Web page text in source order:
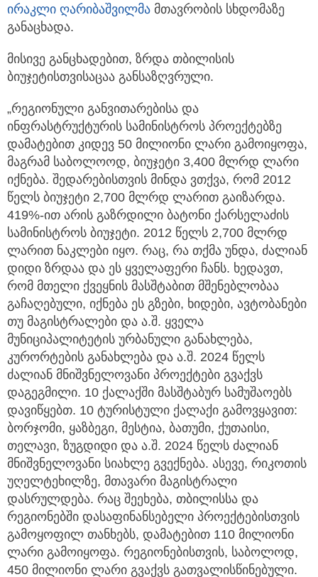
ირაკლი ღარიბაშვილმა მთავრობის სხდომაზე
განაცხადა.
მისივე განცხადებით, ზრდა თბილისის
ბიუჯეტისთვისაცაა განსაზღვრული.
„რეგიონული განვითარებისა და
ინფრასტრუქტურის სამინისტროს პროექტებზე
დამატებით კიდევ 50 მილიონი ლარი გამოიყოფა,
მაგრამ საბოლოოდ, ბიუჯეტი 3,400 მლრდ ლარი
იქნება. შედარებისთვის მინდა ვთქვა, რომ 2012
წელს ბიუჯეტი 2,700 მლრდ ლარით გაიზარდა.
419%-ით არის გაზრდილი ბატონი ქარსელაძის
სამინისტროს ბიუჯეტი. 2012 წელს 2,700 მლრდ
ლარით ნაკლები იყო. რაც, რა თქმა უნდა, ძალიან
დიდი ზრდაა და ეს ყველაფერი ჩანს. ხედავთ,
რომ მთელი ქვეყნის მასშტაბით მშენებლობაა
გაჩაღებული, იქნება ეს გზები, ხიდები, ავტობანები
თუ მაგისტრალები და ა.შ. ყველა
მუნიციპალიტეტის ურბანული განახლება,
კურორტების განახლება და ა.შ. 2024 წელს
ძალიან მნიშვნელოვანი პროექტები გვაქვს
დაგეგმილი. 10 ქალაქში მასშტაბურ სამუშაოებს
დავიწყებთ. 10 ტურისტული ქალაქი გამოვყავით:
ბორჯომი, ყაზბეგი, მესტია, ბათუმი, ქუთაისი,
თელავი, ზუგდიდი და ა.შ. 2024 წელს ძალიან
მნიშვნელოვანი სიახლე გვექნება. ასევე, რიკოთის
უღელტეხილზე, მთავარი მაგისტრალი
დასრულდება. რაც შეეხება, თბილისსა და
რეგიონებში დასაფინანსებელი პროექტებისთვის
გამოყოფილ თანხებს, დამატებით 110 მილიონი
ლარი გამოიყოფა. რეგიონებისთვის, საბოლოდ,
450 მილიონი ლარი გვაქვს გათვალისწინებული.